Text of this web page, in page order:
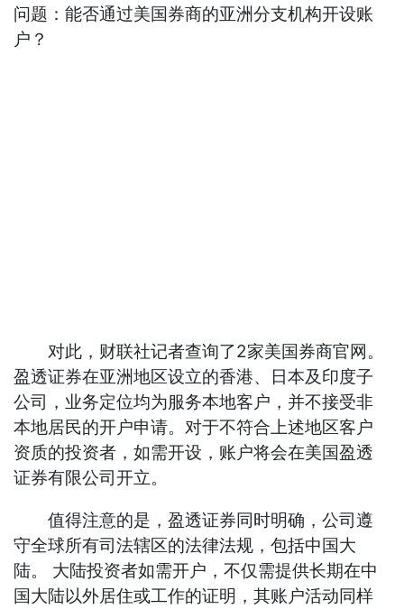
问题：能否通过美国券商的亚洲分支机构开设账
户？
对此，财联社记者查询了2家美国券商官网。
盈透证券在亚洲地区设立的香港、日本及印度子
公司，业务定位均为服务本地客户，并不接受非
本地居民的开户申请。对于不符合上述地区客户
资质的投资者，如需开设，账户将会在美国盈透
证券有限公司开立。
值得注意的是，盈透证券同时明确，公司遵
守全球所有司法辖区的法律法规，包括中国大
陆。 大陆投资者如需开户，不仅需提供长期在中
国大陆以外居住或工作的证明，其账户活动同样